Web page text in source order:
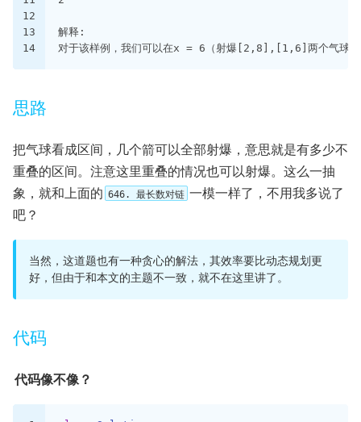
12
13
14
解释:
对于该样例，我们可以在x = 6（射爆[2,8],[1,6]两个气球
思路
把气球看成区间，几个箭可以全部射爆，意思就是有多少不
重叠的区间。注意这里重叠的情况也可以射爆。这么一抽
象，就和上面的 646. 最长数对链 一模一样了，不用我多说了
吧？
当然，这道题也有一种贪心的解法，其效率要比动态规划更
好，但由于和本文的主题不一致，就不在这里讲了。
代码
代码像不像？